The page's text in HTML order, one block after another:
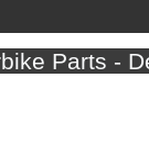
Parts -